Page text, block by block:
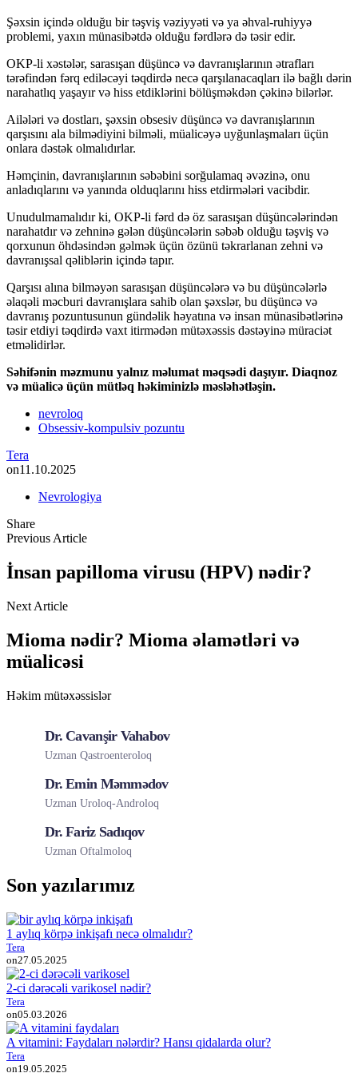
Şəxsin içində olduğu bir təşviş vəziyyəti və ya əhval-ruhiyyə
problemi, yaxın münasibətdə olduğu fərdlərə də təsir edir.
OKP-li xəstələr, sarasışan düşüncə və davranışlarının ətrafları
tərəfindən fərq ediləcəyi təqdirdə necə qarşılanacaqları ilə bağlı dərin
narahatlıq yaşayır və hiss etdiklərini bölüşməkdən çəkinə bilərlər.
Ailələri və dostları, şəxsin obsesiv düşüncə və davranışlarının
qarşısını ala bilmədiyini bilməli, müalicəyə uyğunlaşmaları üçün
onlara dəstək olmalıdırlar.
Həmçinin, davranışlarının səbəbini sorğulamaq əvəzinə, onu
anladıqlarını və yanında olduqlarını hiss etdirmələri vacibdir.
Unudulmamalıdır ki, OKP-li fərd də öz sarasışan düşüncələrindən
narahatdır və zehninə gələn düşüncələrin səbəb olduğu təşviş və
qorxunun öhdəsindən gəlmək üçün özünü təkrarlanan zehni və
davranışsal qəliblərin içində tapır.
Qarşısı alına bilməyən sarasışan düşüncələrə və bu düşüncələrlə
əlaqəli məcburi davranışlara sahib olan şəxslər, bu düşüncə və
davranış pozuntusunun gündəlik həyatına və insan münasibətlərinə
təsir etdiyi təqdirdə vaxt itirmədən mütəxəssis dəstəyinə müraciət
etməlidirlər.
Səhifənin məzmunu yalnız məlumat məqsədi daşıyır. Diaqnoz
və müalicə üçün mütləq həkiminizlə məsləhətləşin.
nevroloq
Obsessiv-kompulsiv pozuntu
Tera
on11.10.2025
Nevrologiya
Share
Previous Article
İnsan papilloma virusu (HPV) nədir?
Next Article
Mioma nədir? Mioma əlamətləri və
müalicəsi
Həkim mütəxəssislər
Dr. Cavanşir Vahabov
Uzman Qastroenteroloq
Dr. Emin Məmmədov
Uzman Uroloq-Androloq
Dr. Fariz Sadıqov
Uzman Oftalmoloq
Son yazılarımız
1 aylıq körpə inkişafı necə olmalıdır?
Tera
on27.05.2025
2-ci dərəcəli varikosel nədir?
Tera
on05.03.2026
A vitamini: Faydaları nələrdir? Hansı qidalarda olur?
Tera
on19.05.2025